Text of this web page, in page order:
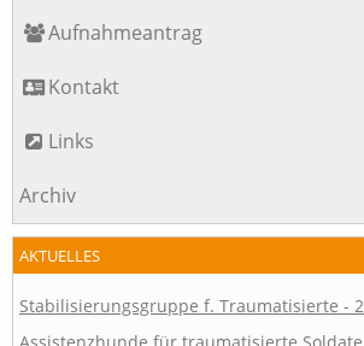
Aufnahmeantrag
Kontakt
Links
Archiv
AKTUELLES
Stabilisierungsgruppe f. Traumatisierte -